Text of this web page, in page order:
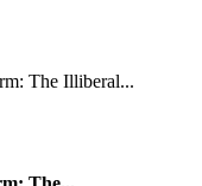
The Illiberal...